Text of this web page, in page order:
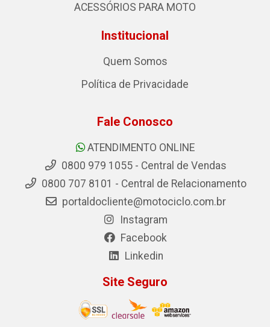
ACESSÓRIOS PARA MOTO
Institucional
Quem Somos
Política de Privacidade
Fale Conosco
ATENDIMENTO ONLINE
0800 979 1055 - Central de Vendas
0800 707 8101 - Central de Relacionamento
portaldocliente@motociclo.com.br
Instagram
Facebook
Linkedin
Site Seguro